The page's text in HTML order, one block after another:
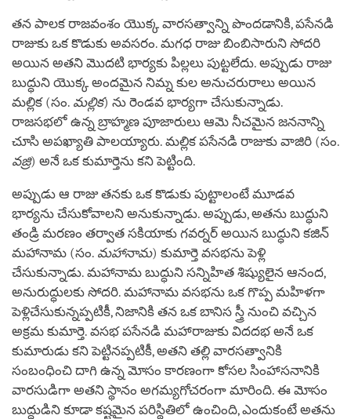
తన పాలక రాజవంశం యొక్క వారసత్వాన్ని పొందడానికి, పసేనడి
రాజుకు ఒక కొడుకు అవసరం. మగధ రాజు బింబిసారుని సోదరి
అయిన అతని మొదటి భార్యకు పిల్లలు పుట్టలేదు. అప్పుడు రాజు
బుద్ధుని యొక్క అందమైన నిమ్న కుల అనుచరురాలు అయిన
మల్లిక (సం. మల్లిక) ను రెండవ భార్యగా చేసుకున్నాడు.
రాజసభలో ఉన్న బ్రాహ్మణ పూజారులు ఆమె నీచమైన జననాన్ని
చూసి అపఖ్యాతి పాలయ్యారు. మల్లిక పసేనడి రాజుకు వాజిరి (సం.
వజ్రి) అనే ఒక కుమార్తెను కని పెట్టింది.
అప్పుడు ఆ రాజు తనకు ఒక కొడుకు పుట్టాలంటే మూడవ
భార్యను చేసుకోవాలని అనుకున్నాడు. అప్పుడు, అతను బుద్ధుని
తండ్రి మరణం తర్వాత సకియాకు గవర్నర్ అయిన బుద్ధుని కజిన్
మహానామ (సం. మహానామ) కుమార్తె వసభను పెళ్లి
చేసుకున్నాడు. మహానామ బుద్ధుని సన్నిహిత శిష్యులైన ఆనంద,
అనురుద్ధులకు సోదరి. మహానామ వసభను ఒక గొప్ప మహిళగా
పెళ్లిచేసుకున్నప్పటికీ, నిజానికి తన ఒక బానిస స్త్రీ నుంచి వచ్చిన
అక్రమ కుమార్తె. వసభ పసేనడి మహారాజుకు విదదభ అనే ఒక
కుమారుడు కని పెట్టినప్పటికీ, అతని తల్లి వారసత్వానికి
సంబంధించి దాగి ఉన్న మోసం కారణంగా కోసల సింహాసనానికి
వారసుడిగా అతని స్థానం అగమ్యగోచరంగా మారింది. ఈ మోసం
బుద్ధుడిని కూడా కష్టమైన పరిస్థితిలో ఉంచింది, ఎందుకంటే అతను